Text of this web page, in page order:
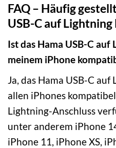
FAQ – Häufig
USB-C auf Lightning
Ist das Hama USB-C
meinem iPhone
Ja, das Hama USB-C
allen iPhones
Lightning-Anschluss
unter anderem iPhone
iPhone 11, iPhone XS,